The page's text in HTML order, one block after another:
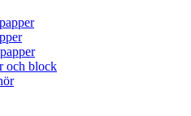
och block